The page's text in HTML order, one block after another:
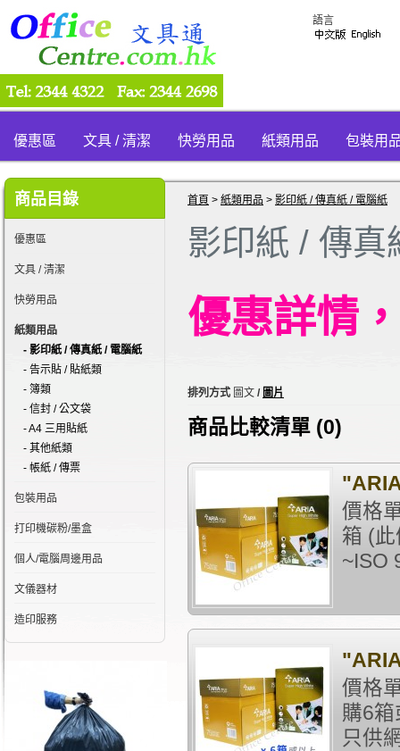
語言
優惠區 文具 / 清潔 快勞用品 紙類用品 包裝用
商品目錄
優惠區
文具 / 清潔
快勞用品
紙類用品
- 影印紙 / 傳真紙 / 電腦紙
- 告示貼 / 貼紙類
- 簿類
- 信封 / 公文袋
- A4 三用貼紙
- 其他紙類
- 帳紙 / 傳票
包裝用品
打印機碳粉/墨盒
個人/電腦周邊用品
文儀器材
造印服務
首頁 > 紙類用品 > 影印紙 / 傳真紙 / 電腦紙
影印紙 / 傳真
優惠詳情
排列方式 圖文 / 圖片
商品比較清單 (0)
價格
箱 (
~ISO
價格
購6
只供